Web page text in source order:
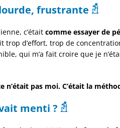
frustrante 𓁣
c’était comme essayer de
trop d’effort, trop de
qui m’a fait croire que je
n’était pas moi. C’était la
menti ? 𓁣